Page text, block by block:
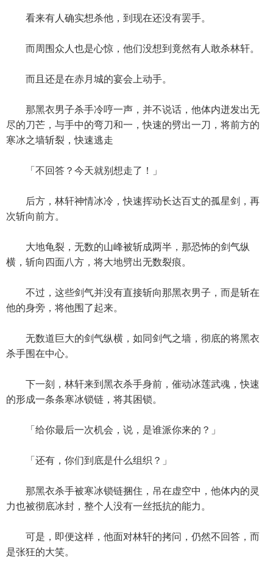
看来有人确实想杀他，到现在还没有罢手。
而周围众人也是心惊，他们没想到竟然有人敢杀林轩。
而且还是在赤月城的宴会上动手。
那黑衣男子杀手冷哼一声，并不说话，他体内迸发出无
尽的刀芒，与手中的弯刀和一，快速的劈出一刀，将前方的
寒冰之墙斩裂，快速逃走
「不回答？今天就别想走了！」
后方，林轩神情冰冷，快速挥动长达百丈的孤星剑，再
次斩向前方。
大地龟裂，无数的山峰被斩成两半，那恐怖的剑气纵
横，斩向四面八方，将大地劈出无数裂痕。
不过，这些剑气并没有直接斩向那黑衣男子，而是斩在
他的身旁，将他围了起来。
无数道巨大的剑气纵横，如同剑气之墙，彻底的将黑衣
杀手围在中心。
下一刻，林轩来到黑衣杀手身前，催动冰莲武魂，快速
的形成一条条寒冰锁链，将其困锁。
「给你最后一次机会，说，是谁派你来的？」
「还有，你们到底是什么组织？」
那黑衣杀手被寒冰锁链捆住，吊在虚空中，他体内的灵
力也被彻底冰封，整个人没有一丝抵抗的能力。
可是，即便这样，他面对林轩的拷问，仍然不回答，而
是张狂的大笑。